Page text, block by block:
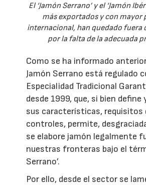
El ‘Jamón Serrano’ y el ‘Jamón
más exportados y con mayor
internacional, han quedado fuera
por la falta de la adecuada
Como se ha informado
Jamón Serrano está regulado
Especialidad Tradicional
desde 1999, que, si bien
sus características, requisitos
controles, permite,
se elabore jamón legalmente
nuestras fronteras bajo el
Serrano’.
Por ello, desde el sector se